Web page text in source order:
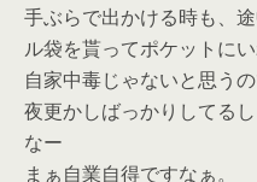
手ぶらで出かける時も、
ル袋を貰ってポケットにい
自家中毒じゃないと思う
夜更かしばっかりしてる
なー
まぁ自業自得ですなぁ。